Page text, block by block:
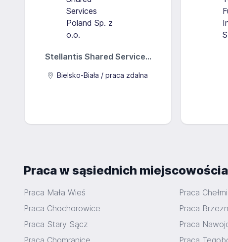
Stellantis Shared Service...
Bielsko-Biała / praca zdalna
Praca w sąsiednich
Praca Mała Wieś Praca
Praca Chochorowice
Praca
Praca Stary Sącz
Praca
Praca Chomranice
Praca